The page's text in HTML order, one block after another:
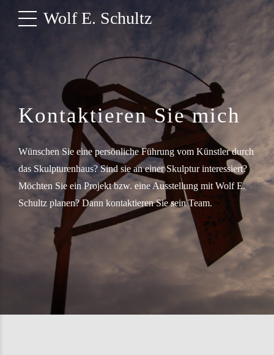
Wolf E. Schultz
Kontaktieren Sie mich
Wünschen Sie eine persönliche Führung vom Künstler durch
das Skulpturenhaus? Sind sie an einer Skulptur interessiert?
Möchten Sie ein Projekt bzw. eine Ausstellung mit Wolf E.
Schultz planen? Dann kontaktieren Sie sein Team.